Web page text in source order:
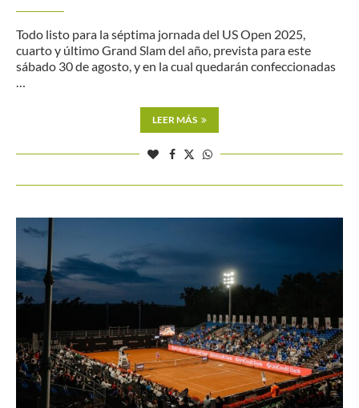
Todo listo para la séptima jornada del US Open 2025,
cuarto y último Grand Slam del año, prevista para este
sábado 30 de agosto, y en la cual quedarán confeccionadas
…
LEER MÁS